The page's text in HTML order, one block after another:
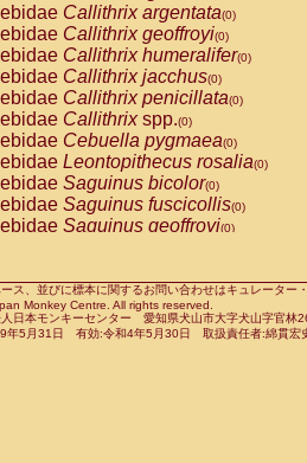
Callicebus torquatus
Callicebusspp.(0)
Chiropotes satanas(0)
Pithecia monachus
Pithecia pithecia(0)
Cercocebus agilis
Cercocebus
Cercocebus
Cercocebus
Cercocebus
Cercocebushybrid
Papio anubis(0)
Papio cynocephalus
Papio hamadryas(0)
Callithrix argentata(0)
Callithrix geoffroyi(0)
Callithrix humeralifer(0)
Callithrix jacchus(0)
Callithrix penicillata(0)
Callithrixspp.(0)
Cebuella pygmaea(0)
Leontopithecus rosalia(0)
Saguinus bicolor(0)
Saguinus fuscicollis(0)
Saguinus geoffroyi(0)
Saguinus leucopus(0)
Saguinus midas(0)
Saguinus mystax(0)
ス、並びに標本に関するお問い合わせはキュレータ
Monkey Centre. All rights reserved.
人日本モンキーセンター 愛知県犬山市大字犬山字官
年5月31日 有効:令和4年5月30日 取扱責任者:綿貫宏